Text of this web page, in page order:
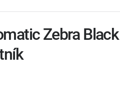
Zebra Black